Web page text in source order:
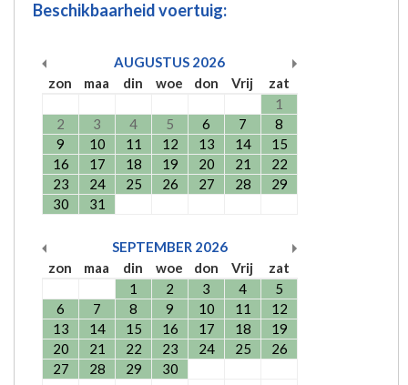
Beschikbaarheid voertuig:
AUGUSTUS 2026
zon
maa din woe don Vrij
zat
1
2
3 4 5 6 7
8
9
10 11 12 13 14
15
16
17 18 19 20 21
22
23
24 25 26 27 28
29
30
31
SEPTEMBER 2026
zon
maa din woe don Vrij
zat
1
2 3 4
5
6
7 8 9 10 11
12
13
14 15 16 17 18
19
20
21 22 23 24 25
26
27
28 29 30